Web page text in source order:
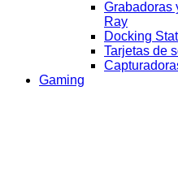
Grabadoras
Ray
Docking
Tarjetas de
Gaming